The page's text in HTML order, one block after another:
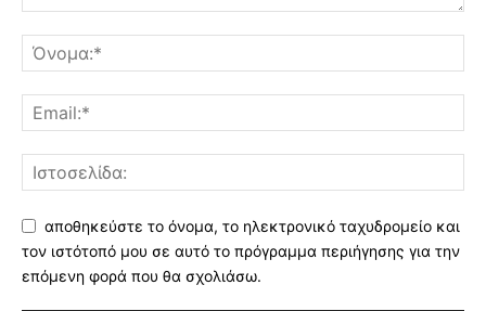
αποθηκεύστε το όνομα, το ηλεκτρονικό ταχυδρομείο και
τον ιστότοπό μου σε αυτό το πρόγραμμα περιήγησης για την
επόμενη φορά που θα σχολιάσω.